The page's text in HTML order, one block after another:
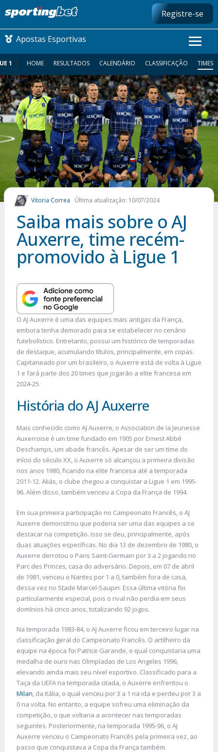
Registre-se
Apostas Esportivas
CONMEBOL LIBERTADORES
FUTEBOL NACIONAL
FUTEBOL INTERNACIONAL
COMO APOSTAR
MAIS ESPORTES
1 HOME RESULTADOS CALENDÁRIO CLASSIFICAÇÃO TIMES
Vitoria Correa Última atualização: 10/07/2024
Saiba mais sobre o AJ
Auxerre, time recém-
promovido à Ligue 1
O AJ Auxerre é uma das equipes mais antigas da França,
embora tenha demorado para se estabelecer no cenário
futebolístico. Entretanto, possui um histórico de temporadas
de destaque, acumulando títulos, principalmente, em copas.
Capitaneado por um brasileiro, o Auxerre está de volta à Ligue
1 e fará parte dos 20 times que jogarão a elite francesa em
2024-25.
História do AJ Auxerre
Mais conhecido como AJ Auxerre, o Association de la Jeunesse
Auxerroise é um time fundado em 1905 por Ernest Abbé
Deschamps, um abade francês. Apesar de ser um time do
início do século XX, o Auxerre só alcançou a primeira divisão
nos anos 1980, ficando na elite francesa até a temporada
2011-12. Aliás, o clube chegou a conquistar a Ligue 1 em 1995-
96. Além disso, também venceu a Copa da França de 1994.
Em sua primeira participação no Campeonato Francês, o AJ
Auxerre demonstrou que poderia ser uma das equipes a se
destacar na competição. Isso se deu, principalmente, após
duas atuações específicas. No dia 13 de dezembro de 1980, o
Auxerre derrotou o Paris Saint-Germain por 3 a 2 jogando no
Parc des Princes, casa do adversário. Depois, em 07 de abril
de 1981, venceu o Nantes por 1 a 0, também fora de casa,
dessa vez no Stade Marcel-Saupin. Essa última vitória foi
particularmente especial, pois o rival não perdia em seus
domínios há cinco anos, totalizando 92 jogos.
Na temporada 1983-84, o AJ Auxerre ficou em terceiro lugar na
classificação geral do Campeonato Francês. O artilheiro da
equipe na época foi Patrice Garande, o qual conquistaria uma
medalha de ouro nas Olimpíadas de Los Angeles 1996,
elevando ainda mais seu nível esportivo. Classificado para a
Taça da UEFA na temporada citada, o Auxerre enfrentou o
Milan, da Itália, o qual venceu por 3 a 1 na ida e perdeu por 3 a
0 na volta. No entanto, a equipe sofreu uma eliminação da
competição, o que voltaria a acontecer nas temporadas
seguintes. Posteriormente, na temporada 1995-96, o AJ
Auxerre venceu o Campeonato Francês pela primeira vez, ao
passo que conquistava a Copa da França também.